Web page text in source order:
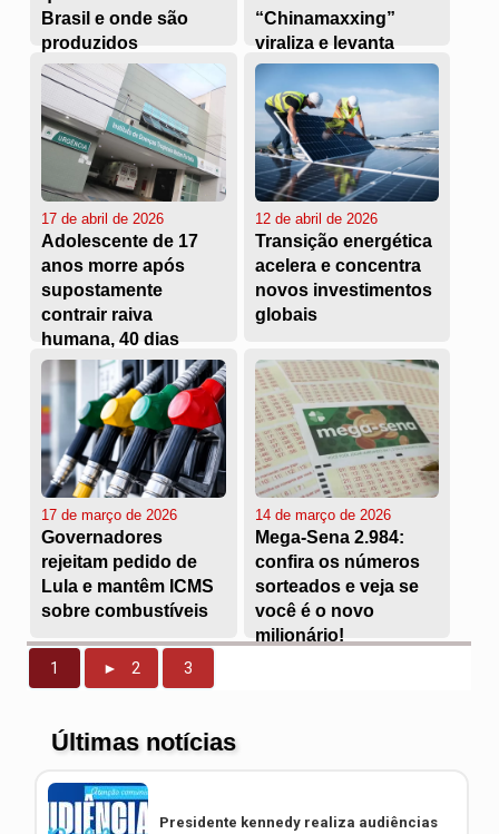
Brasil e onde são
produzidos
“Chinamaxxing”
viraliza e levanta
debate
17 de abril de 2026
Adolescente de 17
anos morre após
supostamente
contrair raiva
humana, 40 dias
após ser mordido por
sagui
12 de abril de 2026
Transição energética
acelera e concentra
novos investimentos
globais
17 de março de 2026
Governadores
rejeitam pedido de
Lula e mantêm ICMS
sobre combustíveis
14 de março de 2026
Mega-Sena 2.984:
confira os números
sorteados e veja se
você é o novo
milionário!
1 ► 2 3
Presidente kennedy realiza audiências